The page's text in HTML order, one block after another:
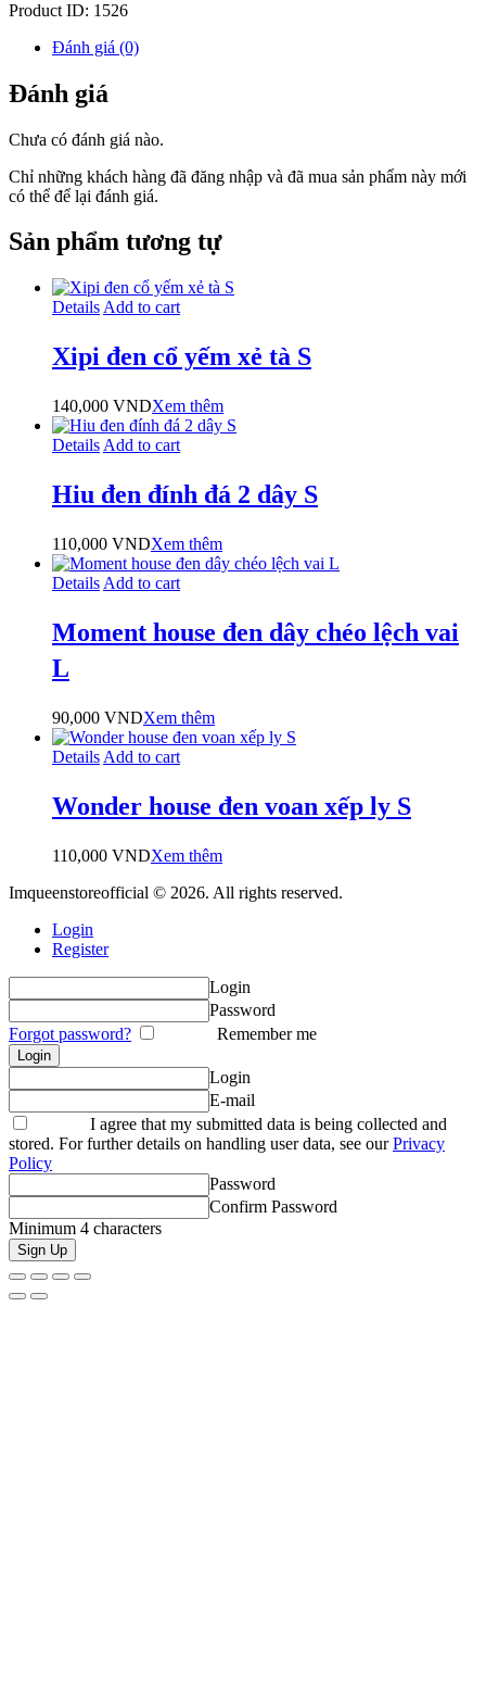
Product ID: 1526
Đánh giá (0)
Đánh giá
Chưa có đánh giá nào.
Chỉ những khách hàng đã đăng nhập và đã mua sản phẩm này mới
có thể để lại đánh giá.
Sản phẩm tương tự
Details Add to cart
Xipi đen cổ yếm xẻ tà S
140,000 VNDXem thêm
Details Add to cart
Hiu đen đính đá 2 dây S
110,000 VNDXem thêm
Details Add to cart
Moment house đen dây chéo lệch vai
L
90,000 VNDXem thêm
Details Add to cart
Wonder house đen voan xếp ly S
110,000 VNDXem thêm
Imqueenstoreofficial © 2026. All rights reserved.
Login
Register
Login
Password
Forgot password?
Remember me
Login
E-mail
I agree that my submitted data is being collected and
stored. For further details on handling user data, see ourPrivacy
Policy
Password
Confirm Password
Minimum 4 characters